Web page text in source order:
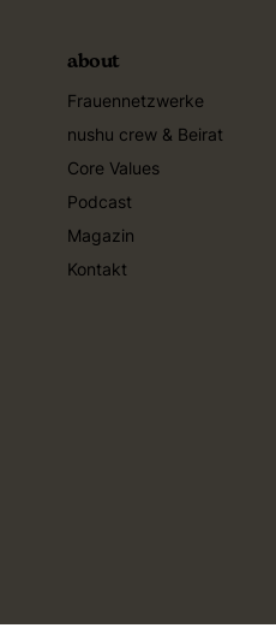
about
Frauennetzwerke
nushu crew & Beirat
Core Values
Podcast
Magazin
Kontakt